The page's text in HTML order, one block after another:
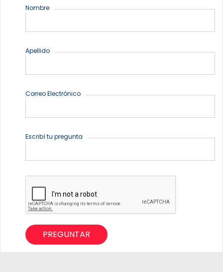
Nombre
Apellido
Correo Electrónico
Escribí tu pregunta
PREGUNTAR